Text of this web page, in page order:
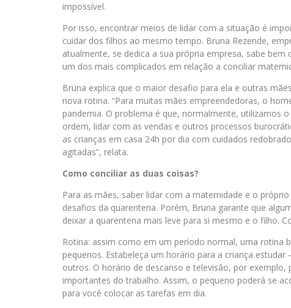
impossível.
Por isso, encontrar meios de lidar com a situação é
cuidar dos filhos ao mesmo tempo. Bruna Rezende,
atualmente, se dedica a sua própria empresa, sabe
um dos mais complicados em relação a conciliar
Bruna explica que o maior desafio para ela e outras
nova rotina. “Para muitas mães empreendedoras, o
pandemia. O problema é que, normalmente, utilizamos
ordem, lidar com as vendas e outros processos
as crianças em casa 24h por dia com cuidados
agitadas”, relata.
Como conciliar as duas coisas?
Para as mães, saber lidar com a maternidade e o
desafios da quarentena. Porém, Bruna garante que
deixar a quarentena mais leve para si mesmo e o filho.
Rotina: assim como em um período normal, uma rotina
pequenos. Estabeleça um horário para a criança
outros. O horário de descanso e televisão, por
importantes do trabalho. Assim, o pequeno poderá se
para você colocar as tarefas em dia.